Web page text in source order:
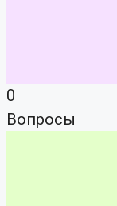
0
Вопросы